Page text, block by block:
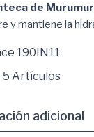
de
y mantiene la
190IN11
5 Artículos
adicional